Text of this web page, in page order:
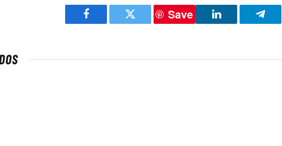
Facebook Twitter
Save
LinkedIn